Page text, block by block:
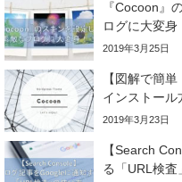
『Cocoon』
ログに大変身
2019年3月25日
【図解で簡
インストール
2019年3月23日
【Search
る「URL検査